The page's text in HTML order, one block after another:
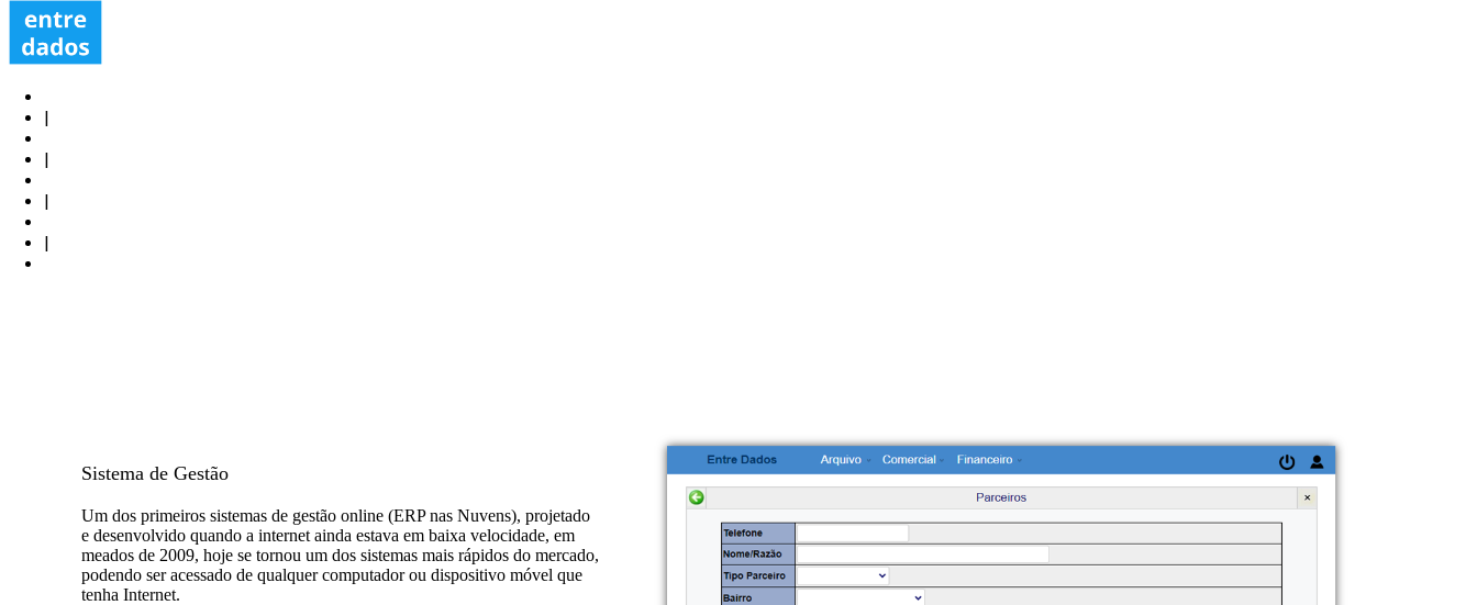
|
|
|
|
Sistema de Gestão
Um dos primeiros sistemas de gestão online (ERP nas Nuvens), projetado
e desenvolvido quando a internet ainda estava em baixa velocidade, em
meados de 2009, hoje se tornou um dos sistemas mais rápidos do mercado,
podendo ser acessado de qualquer computador ou dispositivo móvel que
tenha Internet.